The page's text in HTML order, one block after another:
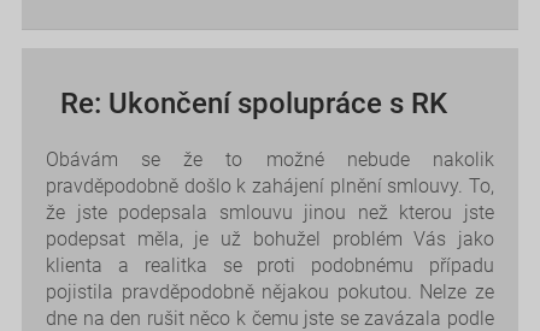
Re: Ukončení spolupráce s RK
Obávám se že to možné nebude nakolik
pravděpodobně došlo k zahájení plnění smlouvy. To,
že jste podepsala smlouvu jinou než kterou jste
podepsat měla, je už bohužel problém Vás jako
klienta a realitka se proti podobnému případu
pojistila pravděpodobně nějakou pokutou. Nelze ze
dne na den rušit něco k čemu jste se zavázala podle